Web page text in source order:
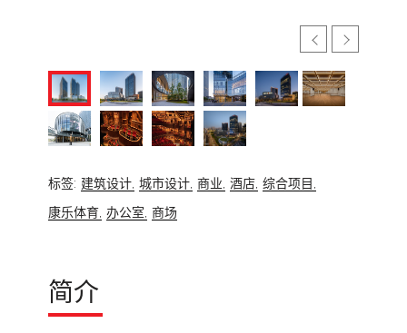
标签: 建筑设计, 城市设计, 商业, 酒店, 综合项目,
康乐体育, 办公室, 商场
简介